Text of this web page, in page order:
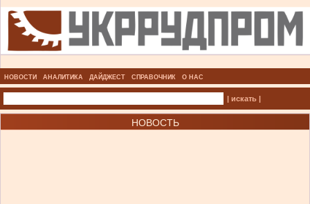
НОВОСТИ АНАЛИТИКА ДАЙДЖЕСТ СПРАВОЧНИК О НАС
| искать |
НОВОСТЬ